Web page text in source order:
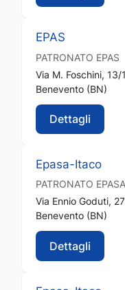
EPAS
PATRONATO EPAS
Via M. Foschini,
Benevento (BN)
Dettagli
Epasa-Itaco
PATRONATO
Via Ennio Goduti,
Benevento (BN)
Dettagli